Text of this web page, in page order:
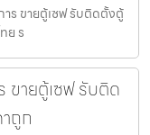
ร ขายตู้เซฟ รับติดตั้งตู้
ย ร
ขายตู้เซฟ รับติด
ถูก